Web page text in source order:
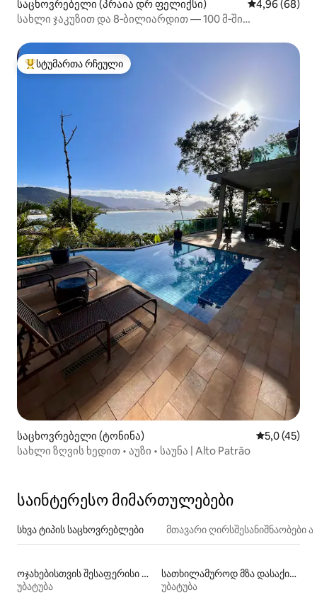
საცხოვრებელი (პრაია დრ ფელიქსი) საშუალო
4,96 (68)
სახლი ჯაკუზით და 8‑ბილიარდით — 100 მ‑ში
სტუმართა რჩეული მოწინავე ვარიანტი
სტუმართა რჩეული
საცხოვრებელი (ტონინა) საშუალო
5,0 (45)
სახლი ზღვის ხედით • აუზი • საუნა | Alto Patrão
საინტერესო მიმართულებები
სხვა ტიპის საცხოვრებლები მთავარი
ოჯახებისთვის შესაფერისი დასაქირავებელი საცხოვრებლები
უბატუბა
სათხილამუროდ მზა დასაქირავებელი საცხოვრებლები
უბატუბა